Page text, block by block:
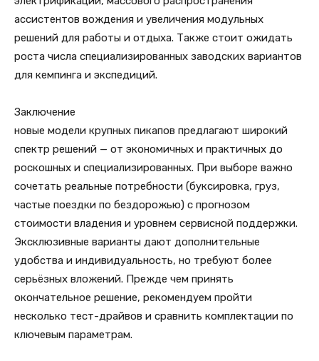
ассистентов вождения и увеличения модульных
решений для работы и отдыха. Также стоит ожидать
роста числа специализированных заводских вариантов
для кемпинга и экспедиций.
Заключение
новые модели крупных пикапов предлагают широкий
спектр решений — от экономичных и практичных до
роскошных и специализированных. При выборе важно
сочетать реальные потребности (буксировка, груз,
частые поездки по бездорожью) с прогнозом
стоимости владения и уровнем сервисной поддержки.
Эксклюзивные варианты дают дополнительные
удобства и индивидуальность, но требуют более
серьёзных вложений. Прежде чем принять
окончательное решение, рекомендуем пройти
несколько тест-драйвов и сравнить комплектации по
ключевым параметрам.